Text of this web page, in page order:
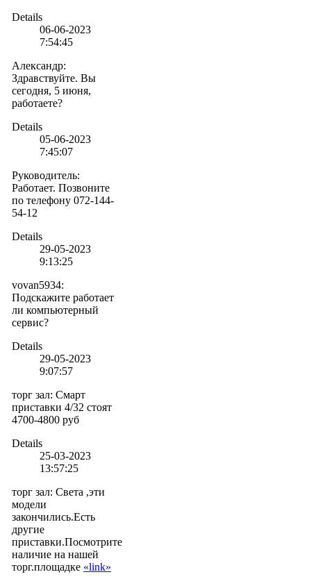
Details
06-06-2023
7:54:45
Александр:
Здравствуйте. Вы
сегодня, 5 июня,
работаете?
Details
05-06-2023
7:45:07
Руководитель:
Работает. Позвоните
по телефону 072-144-
54-12
Details
29-05-2023
9:13:25
vovan5934:
Подскажите работает
ли компьютерный
сервис?
Details
29-05-2023
9:07:57
торг зал: Смарт
приставки 4/32 стоят
4700-4800 руб
Details
25-03-2023
13:57:25
торг зал: Света ,эти
модели
закончились.Есть
другие
приставки.Посмотрите
наличие на нашей
торг.площадке «link»